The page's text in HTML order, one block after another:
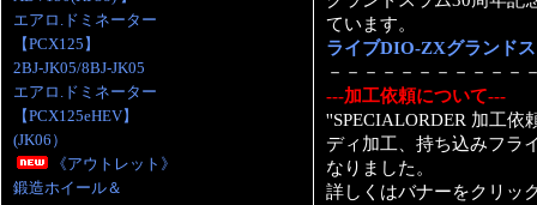
エアロ.ドミネーター
【PCX125】
2BJ-JK05/8BJ-JK05
エアロ.ドミネーター
【PCX125eHEV】
(JK06）
《アウトレット》
鍛造ホイール＆
ています。
ライブDIO-ZXグランド
－－－－－－－－－－－
---加工依頼について---
''SPECIALORDER 加工
ディ加工、持ち込みフラ
なりました。
詳しくはバナーをクリッ